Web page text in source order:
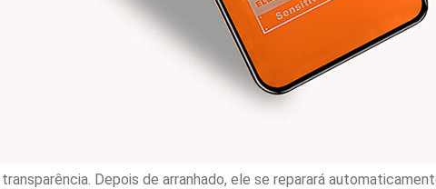
Depois de arranhado, ele se reparará